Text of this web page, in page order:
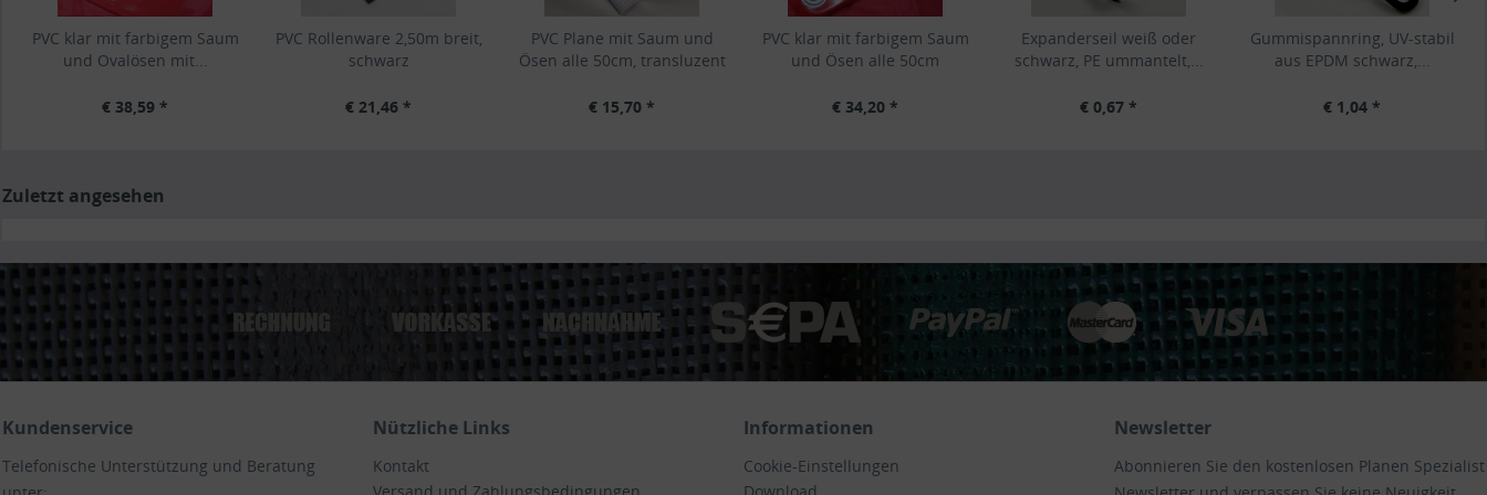
PVC klar mit farbigem Saum
und Ovalösen mit...
€ 38,59 *
PVC Rollenware 2,50m breit,
schwarz
€ 21,46 *
PVC Plane mit Saum und
Ösen alle 50cm, transluzent
€ 15,70 *
PVC klar mit farbigem Saum
und Ösen alle 50cm
€ 34,20 *
Expanderseil weiß oder
schwarz, PE ummantelt,...
€ 0,67 *
Gummispannring, UV-stabil
aus EPDM schwarz,...
€ 1,04 *
Zuletzt angesehen
Kundenservice
Telefonische Unterstützung und Beratung
Nützliche Links
Kontakt
Informationen
Cookie-Einstellungen
Newsletter
Abonnieren Sie den kostenlosen Planen Spezialist